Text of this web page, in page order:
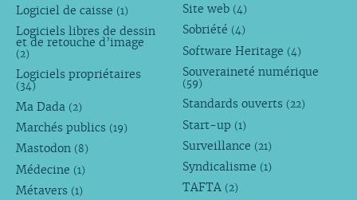
Logiciel de caisse (1)
Logiciels libres de dessin
et de retouche d’image
(2)
Logiciels propriétaires
(34)
Ma Dada (2)
Marchés publics (19)
Mastodon (8)
Médecine (1)
Métavers (1)
Site web (4)
Sobriété (4)
Software Heritage (4)
Souveraineté numérique
(59)
Standards ouverts (22)
Start-up (1)
Surveillance (21)
Syndicalisme (1)
TAFTA (2)